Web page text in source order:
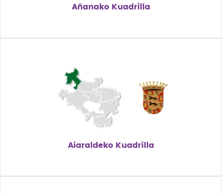
Añanako Kuadrilla
Aiaraldeko Kuadrilla